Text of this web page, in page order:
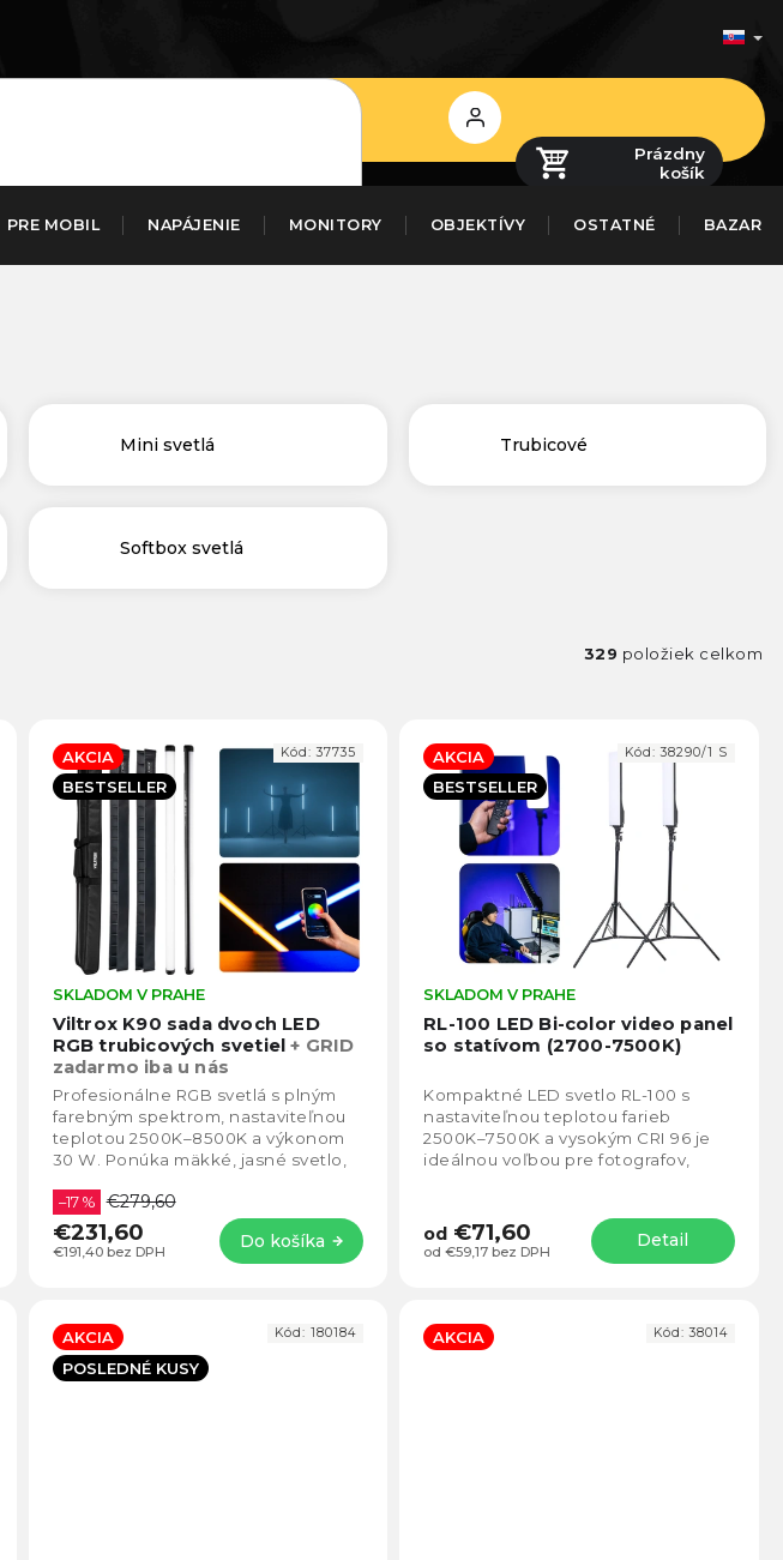
Prihlásenie
Prázdny
košík
PRE MOBIL NAPÁJENIE MONITORY OBJEKTÍVY OSTATNÉ BAZAR
Mini svetlá Trubicové
Softbox svetlá
329 položiek celkom
Priemerné
hodnotenie
produktu
hviezdičiek.
AKCIA
BESTSELLER
Viltrox K90 sada dvoch LED
RGB trubicových svetiel+ GRID
zadarmo iba u nás
Priemerné
hodnotenie
produktu
hviezdičiek.
SKLADOM V PRAHE
€191,40 bez DPH
–17 % €279,60
€231,60 Do košíka
Profesionálne RGB svetlá s plným
farebným spektrom, nastaviteľnou
teplotou 2500K–8500K a výkonom
30 W. Ponúka mäkké, jasné svetlo,
svetelného toku....
Kód:37735
AKCIA
BESTSELLER
RL-100 LED Bi-color video panel
so statívom (2700-7500K)
SKLADOM V PRAHE
od €59,17 bez DPH
od €71,60 Detail
Kompaktné LED svetlo RL-100 s
nastaviteľnou teplotou farieb
2500K–7500K a vysokým CRI 96 je
ideálnou voľbou pre fotografov,
Kód:38290/1 S
AKCIA
POSLEDNÉ KUSY
Kód:180184 AKCIA Kód:38014